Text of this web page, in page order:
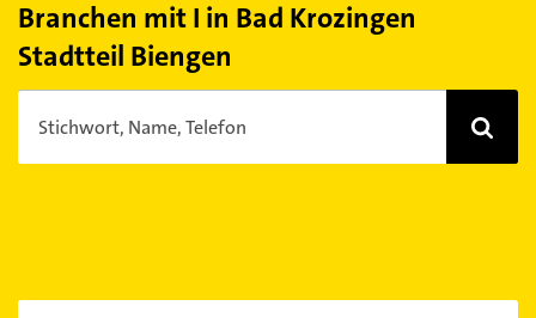
Branchen mit I in Bad Krozingen
Stadtteil Biengen
Stichwort, Name, Telefon